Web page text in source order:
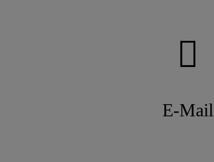
E-Mail